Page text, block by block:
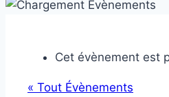
Cet évènement est
« Tout Évènements